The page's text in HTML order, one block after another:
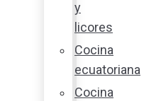
y
licores
Cocina
ecuatoriana
Cocina